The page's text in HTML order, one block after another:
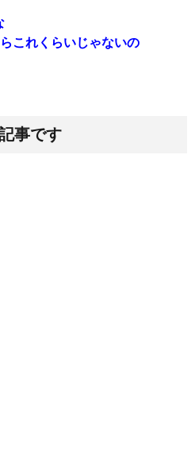
これくらいじゃないの
事です